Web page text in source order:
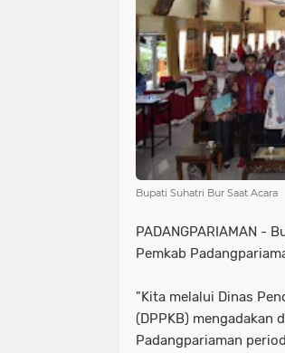
Bupati Suhatri Bur Saat Acara
PADANGPARIAMAN -
Pemkab
"Kita melalui Dinas
(DPPKB)
Padangpariaman